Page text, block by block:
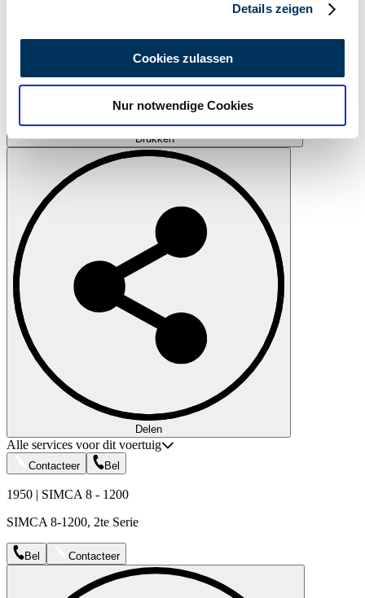
analysieren. Außerdem geben wir Informationen zu Ihrer
Verwendung unserer Website an unsere Partner für
soziale Medien, Werbung und Analysen weiter. Unsere
Partner führen diese Informationen möglicherweise mit
weiteren Daten zusammen, die Sie ihnen bereitgestellt
haben oder die sie im Rahmen Ihrer Nutzung der Dienste
gesammelt haben.
Datenschutzerklärung
Details zeigen
Cookies zulassen
Nur notwendige Cookies
Drukken
Delen
Alle services voor dit voertuig
Contacteer Bel
1950 | SIMCA 8 - 1200
SIMCA 8-1200, 2te Serie
Bel Contacteer